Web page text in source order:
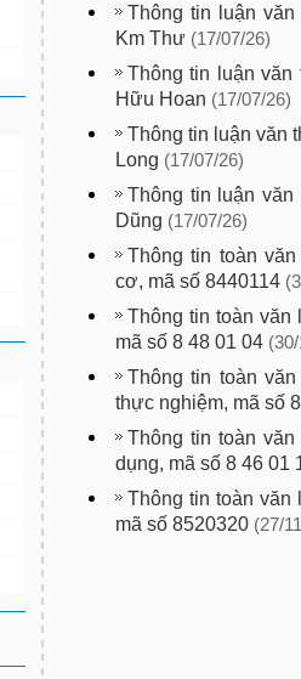
Thông tin luận
Km Thư (17/07/26)
Thông tin luận văn
Hữu Hoan (17/07/26)
Thông tin luận văn
Long (17/07/26)
Thông tin luận
Dũng (17/07/26)
Thông tin toàn
cơ, mã số 8440114
Thông tin toàn văn
mã số 8 48 01 04
Thông tin toàn
thực nghiệm, mã số
Thông tin toàn
dụng, mã số 8 46 01
Thông tin toàn văn
mã số 8520320 (27/